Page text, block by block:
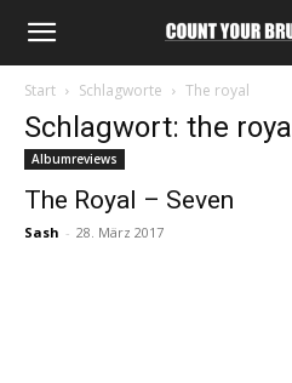
Start Schlagworte The royal
Schlagwort: the royal
Albumreviews
The Royal – Seven
Sash - 28. März 2017